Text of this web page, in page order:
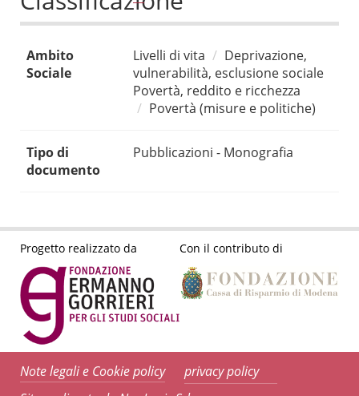
Ambito
Sociale
Livelli di vita
Deprivazione,
vulnerabilità, esclusione sociale
Povertà, reddito e ricchezza
Povertà (misure e politiche)
Tipo di
documento
Pubblicazioni - Monografia
Progetto realizzato da Con il contributo di
Note legali e Cookie policy
privacy policy